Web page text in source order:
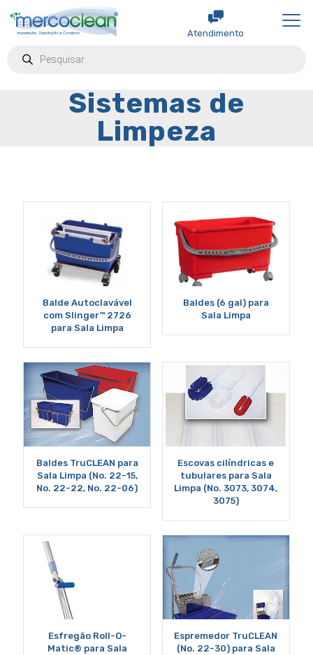
search
Atendimento
Sistemas de
Limpeza
Balde Autoclavável
com Slinger™ 2726
para Sala Limpa
Baldes (6 gal) para
Sala Limpa
Baldes TruCLEAN para
Sala Limpa (No. 22-15,
No. 22-22, No. 22-06)
Escovas cilíndricas e
tubulares para Sala
Limpa (No. 3073, 3074,
3075)
Esfregão Roll-O-
Matic® para Sala
Espremedor TruCLEAN
(No. 22-30) para Sala